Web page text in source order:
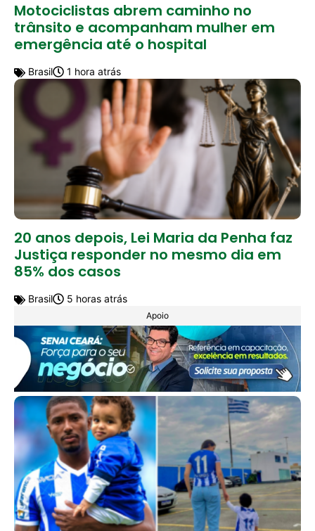
Motociclistas abrem caminho no
trânsito e acompanham mulher em
emergência até o hospital
Brasil 1 hora atrás
20 anos depois, Lei Maria da Penha faz
Justiça responder no mesmo dia em
85% dos casos
Brasil 5 horas atrás
Apoio